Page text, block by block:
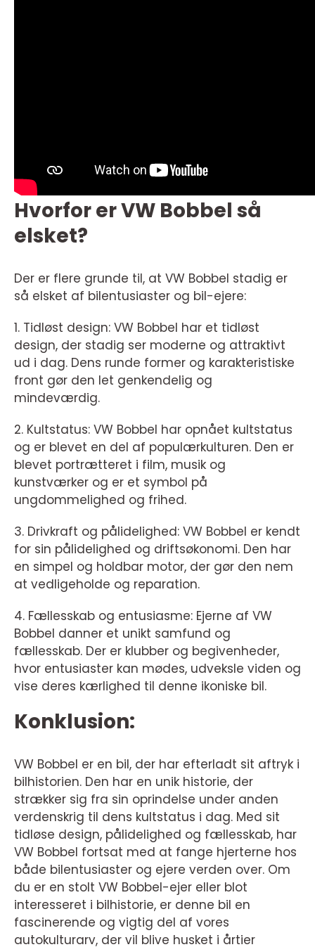
Hvorfor er VW Bobbel så
elsket?
Der er flere grunde til, at VW Bobbel stadig er
så elsket af bilentusiaster og bil-ejere:
1. Tidløst design: VW Bobbel har et tidløst
design, der stadig ser moderne og attraktivt
ud i dag. Dens runde former og karakteristiske
front gør den let genkendelig og
mindeværdig.
2. Kultstatus: VW Bobbel har opnået kultstatus
og er blevet en del af populærkulturen. Den er
blevet portrætteret i film, musik og
kunstværker og er et symbol på
ungdommelighed og frihed.
3. Drivkraft og pålidelighed: VW Bobbel er kendt
for sin pålidelighed og driftsøkonomi. Den har
en simpel og holdbar motor, der gør den nem
at vedligeholde og reparation.
4. Fællesskab og entusiasme: Ejerne af VW
Bobbel danner et unikt samfund og
fællesskab. Der er klubber og begivenheder,
hvor entusiaster kan mødes, udveksle viden og
vise deres kærlighed til denne ikoniske bil.
Konklusion:
VW Bobbel er en bil, der har efterladt sit aftryk i
bilhistorien. Den har en unik historie, der
strækker sig fra sin oprindelse under anden
verdenskrig til dens kultstatus i dag. Med sit
tidløse design, pålidelighed og fællesskab, har
VW Bobbel fortsat med at fange hjerterne hos
både bilentusiaster og ejere verden over. Om
du er en stolt VW Bobbel-ejer eller blot
interesseret i bilhistorie, er denne bil en
fascinerende og vigtig del af vores
autokulturarv, der vil blive husket i årtier